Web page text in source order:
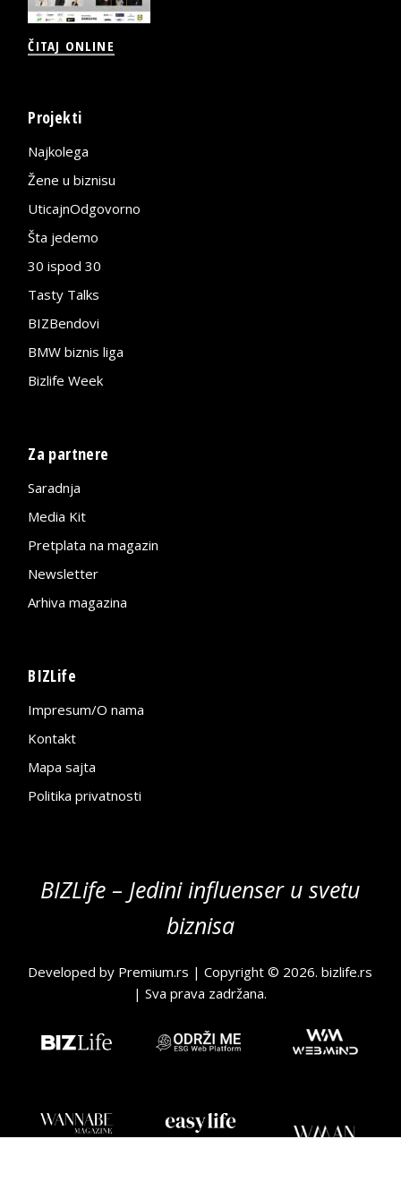
ČITAJ ONLINE
Projekti
Najkolega
Žene u biznisu
UticajnOdgovorno
Šta jedemo
30 ispod 30
Tasty Talks
BIZBendovi
BMW biznis liga
Bizlife Week
Za partnere
Saradnja
Media Kit
Pretplata na magazin
Newsletter
Arhiva magazina
BIZLife
Impresum/O nama
Kontakt
Mapa sajta
Politika privatnosti
BIZLife – Jedini influenser u svetu
biznisa
Developed by Premium.rs | Copyright © 2026.bizlife.rs
| Sva prava zadržana.